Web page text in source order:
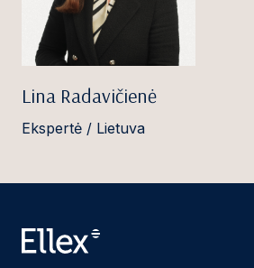
Lina Radavičienė
Ekspertė / Lietuva